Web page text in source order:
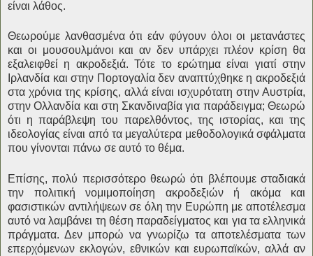
είναι λάθος.
Θεωρούμε λανθασμένα ότι εάν φύγουν όλοι οι μετανάστες
και οι μουσουλμάνοι και αν δεν υπάρχει πλέον κρίση θα
εξαλειφθεί η ακροδεξιά. Τότε το ερώτημα είναι γιατί στην
Ιρλανδία και στην Πορτογαλία δεν αναπτύχθηκε η ακροδεξιά
στα χρόνια της κρίσης, αλλά είναι ισχυρότατη στην Αυστρία,
στην Ολλανδία και στη Σκανδιναβία για παράδειγμα; Θεωρώ
ότι η παράβλεψη του παρελθόντος, της ιστορίας, και της
ιδεολογίας είναι από τα μεγαλύτερα μεθοδολογικά σφάλματα
που γίνονται πάνω σε αυτό το θέμα.
Επίσης, πολύ περισσότερο θεωρώ ότι βλέπουμε σταδιακά
την πολιτική νομιμοποίηση ακροδεξιών ή ακόμα και
φασιστικών αντιλήψεων σε όλη την Ευρώπη με αποτέλεσμα
αυτό να λαμβάνει τη θέση παραδείγματος και για τα ελληνικά
πράγματα. Δεν μπορώ να γνωρίζω τα αποτελέσματα των
επερχόμενων εκλογών, εθνικών και ευρωπαϊκών, αλλά αν